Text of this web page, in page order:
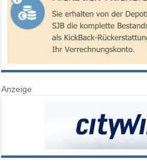
Anzeige